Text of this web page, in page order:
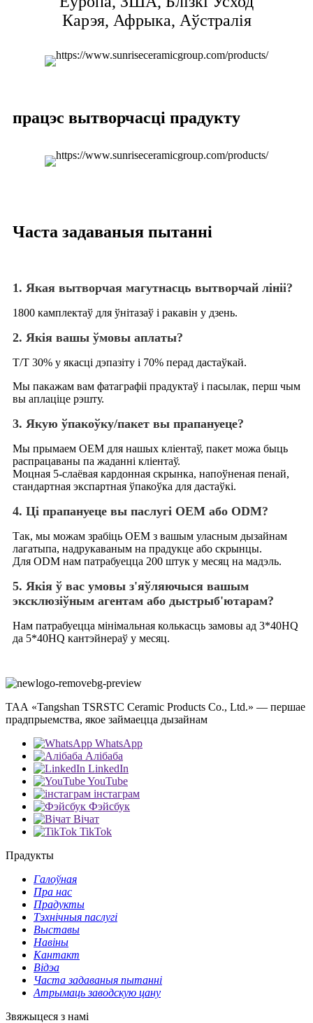
Карэя, Афрыка, Аўстралія
працэс вытворчасці прадукту
Часта задаваныя пытанні
1. Якая вытворчая магутнасць вытворчай лініі?
1800 камплектаў для ўнітазаў і ракавін у дзень.
2. Якія вашы ўмовы аплаты?
T/T 30% у якасці дэпазіту і 70% перад дастаўкай.
Мы пакажам вам фатаграфіі прадуктаў і пасылак, перш чым
вы аплаціце рэшту.
3. Якую ўпакоўку/пакет вы прапануеце?
Мы прымаем OEM для нашых кліентаў, пакет можа быць
распрацаваны па жаданні кліентаў.
Моцная 5-слаёвая кардонная скрынка, напоўненая пенай,
стандартная экспартная ўпакоўка для дастаўкі.
4. Ці прапануеце вы паслугі OEM або ODM?
Так, мы можам зрабіць OEM з вашым уласным дызайнам
лагатыпа, надрукаваным на прадукце або скрынцы.
Для ODM нам патрабуецца 200 штук у месяц на мадэль.
5. Якія ў вас умовы з'яўляючыся вашым
эксклюзіўным агентам або дыстрыб'ютарам?
Нам патрабуецца мінімальная колькасць замовы ад 3*40HQ
да 5*40HQ кантэйнераў у месяц.
ТАА «Tangshan TSRSTC Ceramic Products Co., Ltd.» — першае
прадпрыемства, якое займаецца дызайнам
WhatsApp
Алібаба
LinkedIn
YouTube
інстаграм
Фэйсбук
Вічат
TikTok
Прадукты
Галоўная
Пра нас
Прадукты
Тэхнічныя паслугі
Выставы
Навіны
Кантакт
Відэа
Часта задаваныя пытанні
Атрымаць заводскую цану
Звяжыцеся з намі